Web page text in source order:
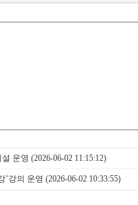
운영 (2026-06-02 11:15:12)
’강의 운영 (2026-06-02 10:33:55)